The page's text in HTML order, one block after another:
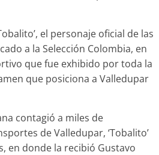
el personaje oficial de las
a la Selección Colombia, en
que fue exhibido por toda la
que posiciona a Valledupar
contagió a miles de
de Valledupar, ‘Tobalito’
en donde la recibió Gustavo